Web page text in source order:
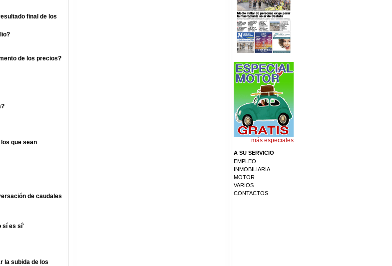
final de los
de los precios?
que sean
de caudales
sí es sí'
la subida de los
más especiales
A SU SERVICIO
EMPLEO
INMOBILIARIA
MOTOR
VARIOS
CONTACTOS